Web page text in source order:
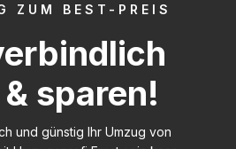
ZUM BEST-PREIS
sparen!
und günstig Ihr Umzug von